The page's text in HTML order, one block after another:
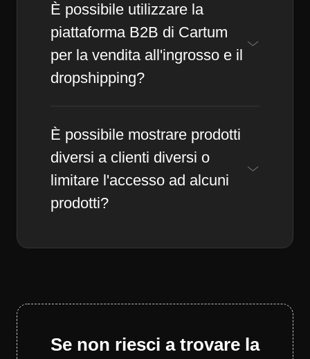
È possibile utilizzare la
piattaforma B2B di Cartum
per la vendita all'ingrosso e il
dropshipping?
È possibile mostrare prodotti
diversi a clienti diversi o
limitare l'accesso ad alcuni
prodotti?
Se non riesci a trovare la